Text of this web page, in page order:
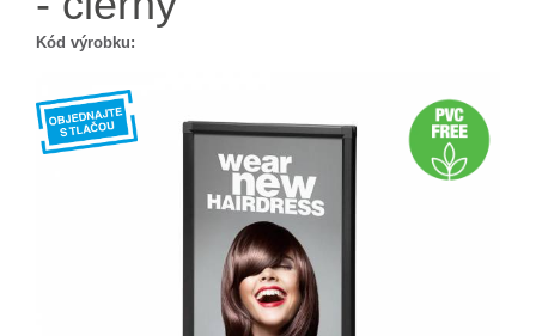
Kód výrobku: